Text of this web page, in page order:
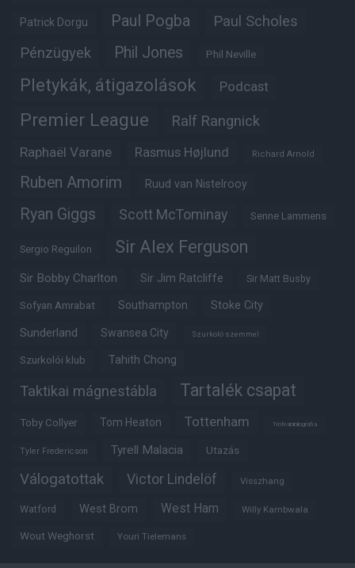
Patrick Dorgu Paul Pogba Paul Scholes
Pénzügyek Phil Jones Phil Neville
Pletykák, átigazolások Podcast
Premier League Ralf Rangnick
Raphaël Varane Rasmus Højlund Richard Arnold
Ruben Amorim Ruud van Nistelrooy
Ryan Giggs Scott McTominay Senne Lammens
Sergio Reguilon Sir Alex Ferguson
Sir Bobby Charlton Sir Jim Ratcliffe Sir Matt Busby
Sofyan Amrabat Southampton Stoke City
Sunderland Swansea City Szurkoló szemmel
Szurkolói klub Tahith Chong
Taktikai mágnestábla Tartalék csapat
Toby Collyer Tom Heaton Tottenham Trófeabibliográfia
Tyler Fredericson Tyrell Malacia Utazás
Válogatottak Victor Lindelöf Visszhang
Watford West Brom West Ham Willy Kambwala
Wout Weghorst Youri Tielemans